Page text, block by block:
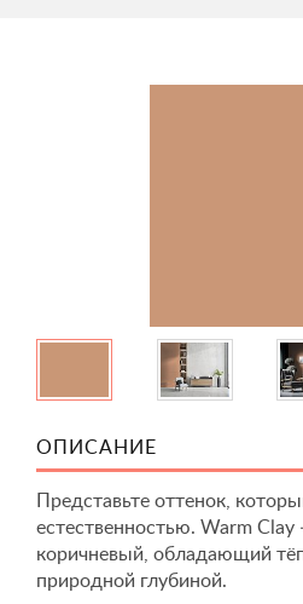
ОПИСАНИЕ
Представьте оттенок,
естественностью. Warm
коричневый, обладающий
природной глубиной.